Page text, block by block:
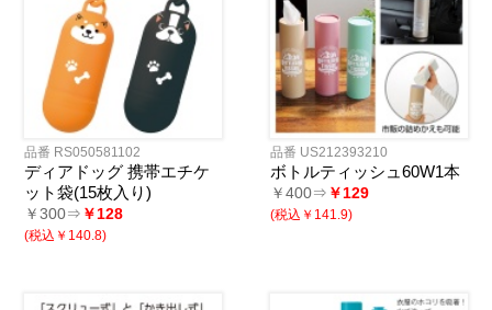
品番 RS050581102
ディアドッグ 携帯エチケ
ット袋(15枚入り)
￥300⇒ ￥128
(税込￥140.8)
品番 US212393210
ボトルティッシュ60W1本
￥400⇒ ￥129
(税込￥141.9)